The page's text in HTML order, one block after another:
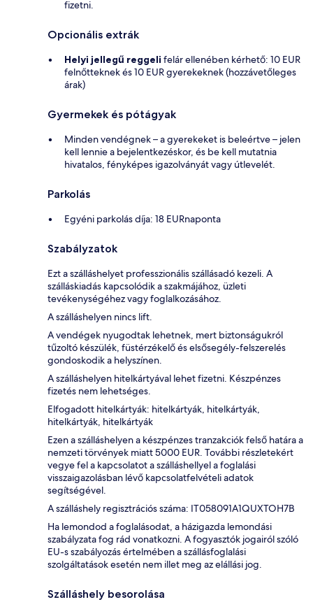
fizetni.
Opcionális extrák
Helyi jellegű reggeli felár ellenében kérhető: 10 EUR
felnőtteknek és 10 EUR gyerekeknek (hozzávetőleges
árak)
Gyermekek és pótágyak
Minden vendégnek – a gyerekeket is beleértve – jelen
kell lennie a bejelentkezéskor, és be kell mutatnia
hivatalos, fényképes igazolványát vagy útlevelét.
Parkolás
Egyéni parkolás díja: 18 EURnaponta
Szabályzatok
Ezt a szálláshelyet professzionális szállásadó kezeli. A
szálláskiadás kapcsolódik a szakmájához, üzleti
tevékenységéhez vagy foglalkozásához.
A szálláshelyen nincs lift.
A vendégek nyugodtak lehetnek, mert biztonságukról
tűzoltó készülék, füstérzékelő és elsősegély-felszerelés
gondoskodik a helyszínen.
A szálláshelyen hitelkártyával lehet fizetni. Készpénzes
fizetés nem lehetséges.
Elfogadott hitelkártyák: hitelkártyák, hitelkártyák,
hitelkártyák, hitelkártyák
Ezen a szálláshelyen a készpénzes tranzakciók felső határa a
nemzeti törvények miatt 5000 EUR. További részletekért
vegye fel a kapcsolatot a szálláshellyel a foglalási
visszaigazolásban lévő kapcsolatfelvételi adatok
segítségével.
A szálláshely regisztrációs száma: IT058091A1QUXTOH7B
Ha lemondod a foglalásodat, a házigazda lemondási
szabályzata fog rád vonatkozni. A fogyasztók jogairól szóló
EU-s szabályozás értelmében a szállásfoglalási
szolgáltatások esetén nem illet meg az elállási jog.
Szálláshely besorolása